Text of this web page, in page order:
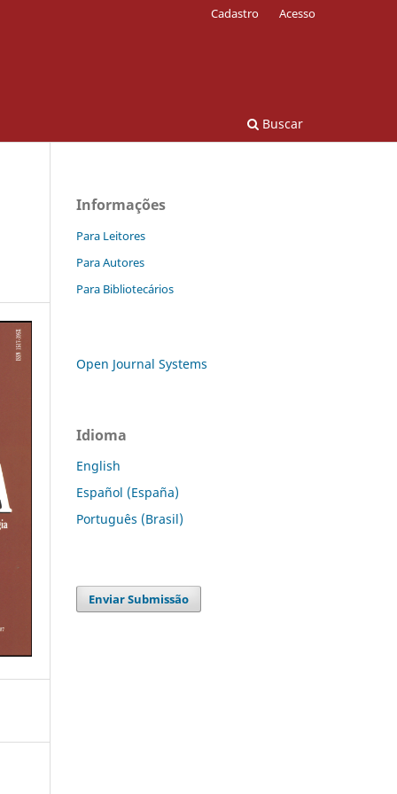
Buscar
Cadastro Acesso
Informações
Para Leitores
Para Autores
Para Bibliotecários
Open Journal Systems
Idioma
English
Español (España)
Português (Brasil)
Enviar Submissão